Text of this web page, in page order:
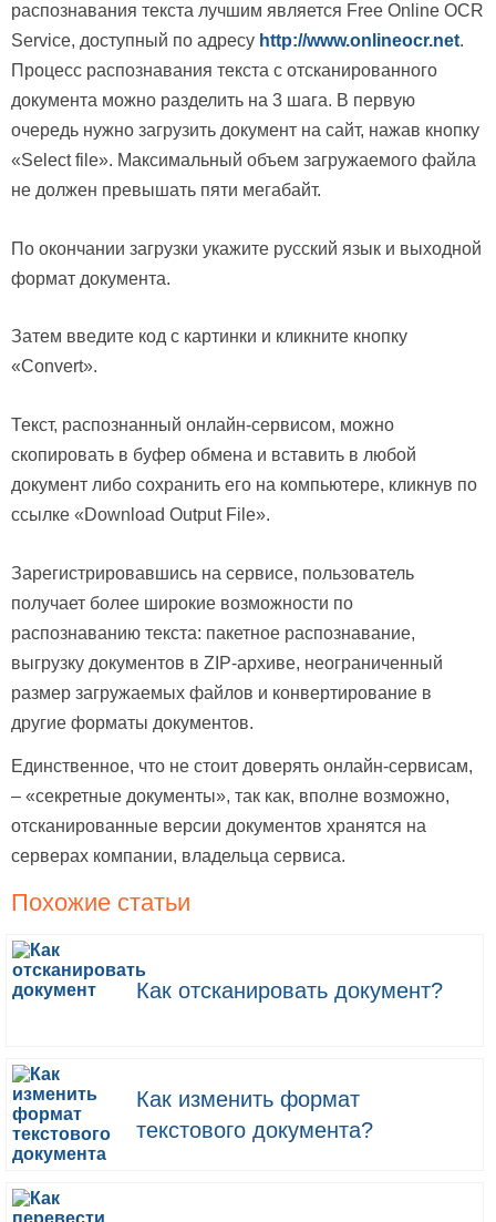
распознавания текста лучшим является Free Online OCR
Service, доступный по адресу http://www.onlineocr.net.
Процесс распознавания текста с отсканированного
документа можно разделить на 3 шага. В первую
очередь нужно загрузить документ на сайт, нажав кнопку
«Select file». Максимальный объем загружаемого файла
не должен превышать пяти мегабайт.
По окончании загрузки укажите русский язык и выходной
формат документа.
Затем введите код с картинки и кликните кнопку
«Convert».
Текст, распознанный онлайн-сервисом, можно
скопировать в буфер обмена и вставить в любой
документ либо сохранить его на компьютере, кликнув по
ссылке «Download Output File».
Зарегистрировавшись на сервисе, пользователь
получает более широкие возможности по
распознаванию текста: пакетное распознавание,
выгрузку документов в ZIP-архиве, неограниченный
размер загружаемых файлов и конвертирование в
другие форматы документов.
Единственное, что не стоит доверять онлайн-сервисам,
– «секретные документы», так как, вполне возможно,
отсканированные версии документов хранятся на
серверах компании, владельца сервиса.
Похожие статьи
Как отсканировать документ?
Как изменить формат
текстового документа?